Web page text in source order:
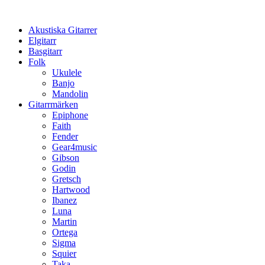
innehållAkustiska Gitarrer
Elgitarr
Basgitarr
Folk
Ukulele
Banjo
Mandolin
Gitarrmärken
Epiphone
Faith
Fender
Gear4music
Gibson
Godin
Gretsch
Hartwood
Ibanez
Luna
Martin
Ortega
Sigma
Squier